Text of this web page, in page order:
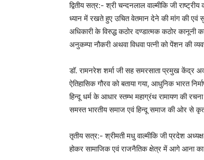
द्वितीय सत्र:- श्री चन्दनलाल वाल्मीकि जी
ध्यान में रखते हुए उचित वेतमान देने की मांग की एवं
अधिकारी के विरुद्ध कठोर दण्डात्मक कठोर कानूनी
अनुकम्पा नौकरी अथवा विधवा पत्नी को पेंशन की
डॉ. रामनरेश शर्मा जी सह समरसाता प्रमुख केंद्र
ऐतिहासिक गौरव को बताया गया, आधुनिक भारत
हिन्दू धर्म के आधार स्तम्भ महाग्रंथ रामायण की
समस्त भारतीय समाज एवं हिन्दू समाज की ओर से
तृतीय सत्र:- श्रीमती मधु वाल्मीकि जी प्रदेश
होकर सामाजिक एवं राजनैतिक क्षेत्र में आगे आना का